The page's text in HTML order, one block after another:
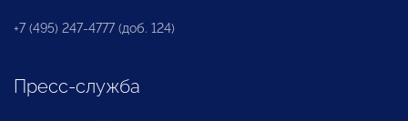
+7 (495) 247-4777 (доб. 124)
Пресс-служба